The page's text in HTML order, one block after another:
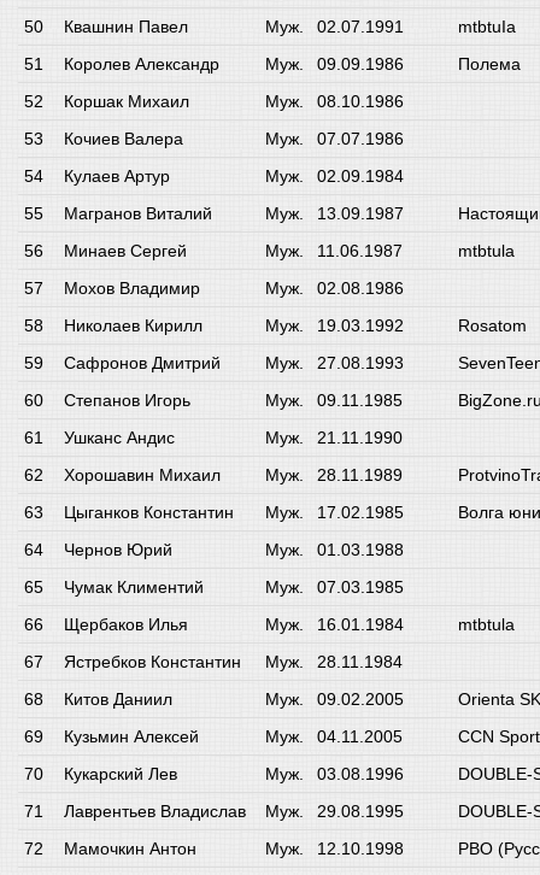
Квашнин Павел
Муж. 02.07.1991
mtbtuIa
Королев Александр
Муж. 09.09.1986
Полема
Коршак Михаил
Муж.
08.10.1986
Кочиев Валера
Муж.
07.07.1986
Кулаев Артур
Муж.
02.09.1984
Магранов Виталий
Муж. 13.09.1987
Минаев Сергей
Муж. 11.06.1987
mtbtula
Мохов Владимир
Муж.
02.08.1986
Николаев Кирилл
Муж. 19.03.1992
Rosatom
Сафронов Дмитрий
Муж. 27.08.1993
Степанов Игорь
Муж. 09.11.1985
Ушканс Андис
Муж.
21.11.1990
Хорошавин Михаил
Муж. 28.11.1989
Цыганков Константин
Муж. 17.02.1985
Волга
Чернов Юрий
Муж.
01.03.1988
Чумак Климентий
Муж.
07.03.1985
Щербаков Илья
Муж. 16.01.1984
mtbtula
Ястребков Константин
Муж.
28.11.1984
Китов Даниил
Муж. 09.02.2005
Orienta
Кузьмин Алексей
Муж. 04.11.2005
CCN Sport
Кукарский Лев
Муж. 03.08.1996
DOUBLE-
Лаврентьев Владислав
Муж. 29.08.1995
DOUBLE-
Мамочкин Антон
Муж. 12.10.1998
РВО